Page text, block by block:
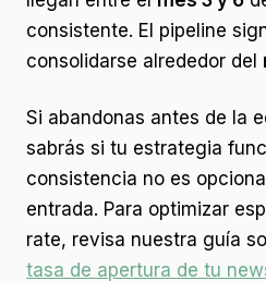
consistente. El pipeline
consolidarse alrededor del
Si abandonas antes de la
sabrás si tu estrategia
consistencia no es
entrada. Para optimizar
rate, revisa nuestra guía
tasa de apertura de tu